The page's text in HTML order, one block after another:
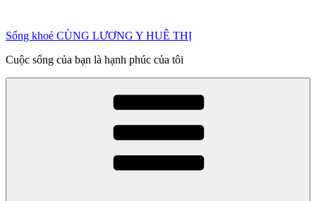
phần
dung
Sống khoẻ CÙNG LƯƠNG Y HUÊ THỊ
Cuộc sống của bạn là hạnh phúc của tôi